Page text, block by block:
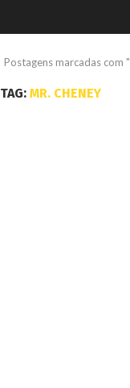
Postagens marcadas com
TAG: MR. CHENEY